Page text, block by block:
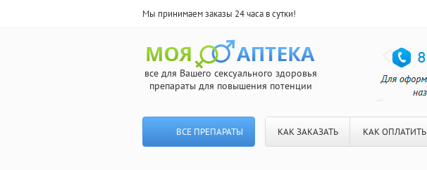
Мы принимаем заказы 24 часа в сутки!
все для Вашего сексуального здоровья
препараты для повышения потенции
ВСЕ ПРЕПАРАТЫ КАК ЗАКАЗАТЬ КАК ОПЛАТИТЬ